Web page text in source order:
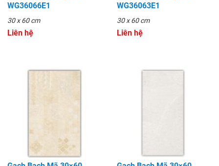
WG36066E1
30 x 60 cm
Liên hệ
WG36063E1
30 x 60 cm
Liên hệ